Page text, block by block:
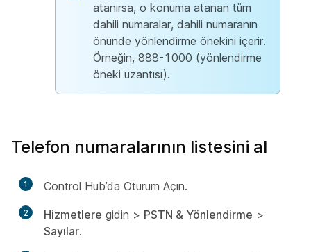
atanırsa, o konuma atanan tüm
dahili numaralar, dahili numaranın
önünde yönlendirme önekini içerir.
Örneğin, 888-1000 (yönlendirme
öneki uzantısı).
Telefon numaralarının listesini al
1 Control Hub’da Oturum Açın.
2 Hizmetlere gidin > PSTN & Yönlendirme >
Sayılar.